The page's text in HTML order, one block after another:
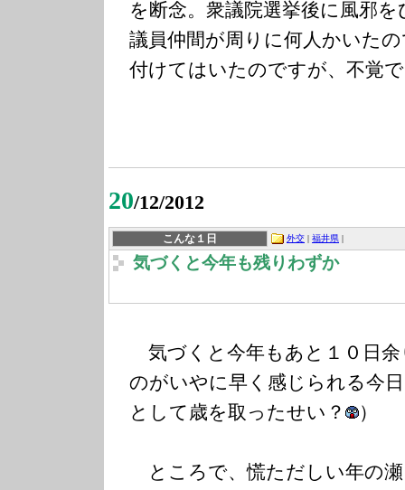
を断念。衆議院選挙後に風邪
議員仲間が周りに何人かいた
付けてはいたのですが、不覚
20/12/2012
こんな１日 外交 福井県
気づくと今年も残りわずか
気づくと今年もあと１０日
のがいやに早く感じられる今
として歳を取ったせい？
）
ところで、慌ただしい年の